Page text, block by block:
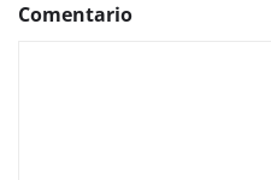
Comentario